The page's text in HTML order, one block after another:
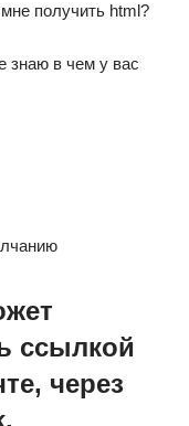
получить html?
знаю в чем у вас
ссылкой
через